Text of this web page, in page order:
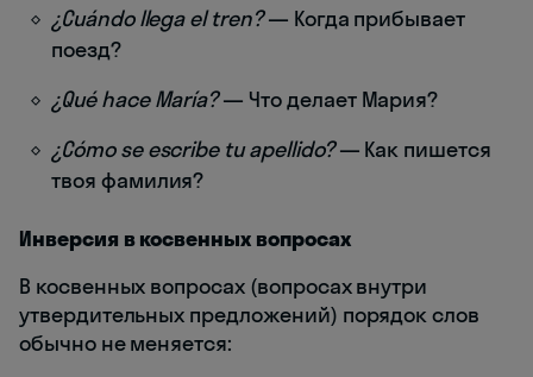
¿Cuándo llega el tren?— Когда прибывает
поезд?
¿Qué hace María?— Что делает Мария?
¿Cómo se escribe tu apellido?— Как пишется
твоя фамилия?
Инверсия в косвенных вопросах
В косвенных вопросах (вопросах внутри
утвердительных предложений) порядок слов
обычно не меняется: